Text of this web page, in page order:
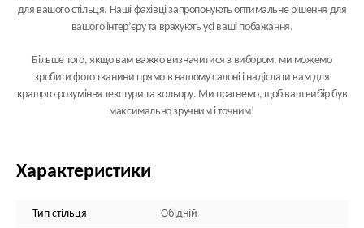
для вашого стільця. Наші фахівці запропонують оптимальне рішення для
вашого інтер’єру та врахують усі ваші побажання.
Більше того, якщо вам важко визначитися з вибором, ми можемо
зробити фото тканини прямо в нашому салоні і надіслати вам для
кращого розуміння текстури та кольору. Ми прагнемо, щоб ваш вибір був
максимально зручним і точним!
Характеристики
Тип стільця Обідній